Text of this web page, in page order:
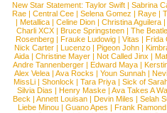
New Star Statement: Taylor Swift | Sabrina
Rae |Central Cee |Selena Gomez |Raye |
| Metallica | Celine Dion | Christina Aguilera |
Charli XCX |Bruce Springsteen |The
Rosenberg | Frauke Ludowig | Vitas | Frida
Nick Carter | Lucenzo | Pigeon John |
Aida |Christine Mayer |Not Called Jinx |
Andre Tannenberger | Edward Maya |
Alex Velea | Ava Rocks | Youn Sunnah |
MissLi | Shonlock | Tara Priya | Sick of
Silvia Dias |Henry Maske |Ava Takes A
Beck |Annett Louisan |Devin Miles |Selah
Liebe Minou |Guano Apes |Frank Ramond